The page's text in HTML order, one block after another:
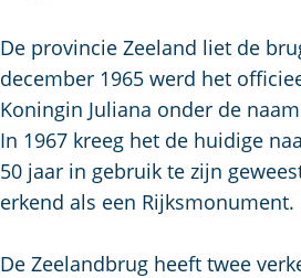
De provincie Zeeland liet de
december 1965 werd het
Koningin Juliana onder de
In 1967 kreeg het de huidige
50 jaar in gebruik te zijn
erkend als een Rijksmonument.
De Zeelandbrug heeft twee